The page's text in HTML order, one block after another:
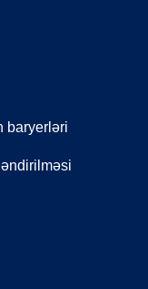
baryerləri